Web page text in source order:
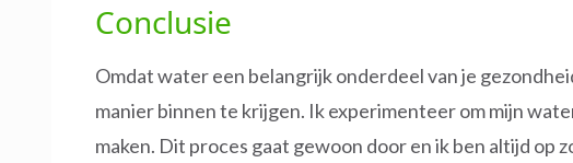
Conclusie
Omdat water een belangrijk onderdeel van je
manier binnen te krijgen. Ik experimenteer om mijn
maken. Dit proces gaat gewoon door en ik ben altijd op